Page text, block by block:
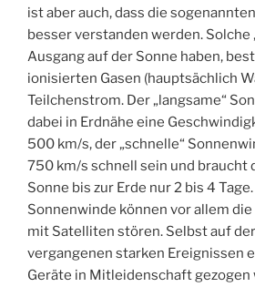
ist aber auch, dass die
besser verstanden werden. Solche
Ausgang auf der Sonne haben,
ionisierten Gasen (hauptsächlich
Teilchenstrom. Der „langsame“
dabei in Erdnähe eine
500 km/s, der „schnelle“
750 km/s schnell sein und braucht
Sonne bis zur Erde nur 2 bis 4
Sonnenwinde können vor allem
mit Satelliten stören. Selbst auf
vergangenen starken Ereignissen
Geräte in Mitleidenschaft gezogen